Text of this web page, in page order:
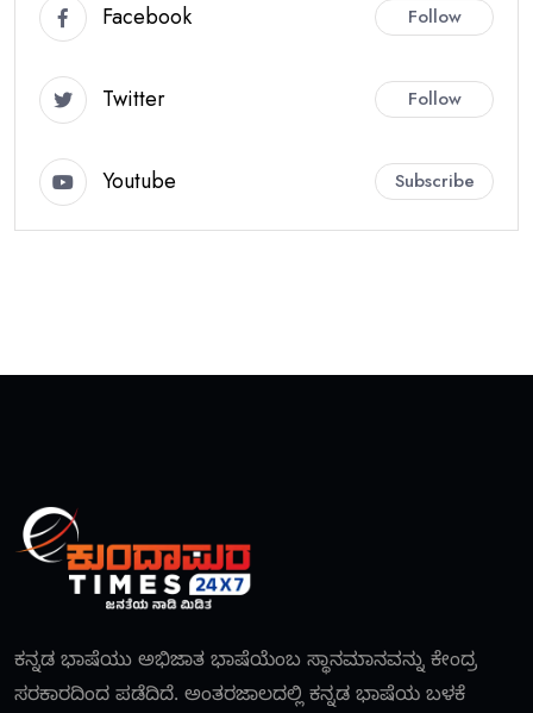
Facebook Follow
Twitter Follow
Youtube Subscribe
ಕನ್ನಡ ಭಾಷೆಯು ಅಭಿಜಾತ ಭಾಷೆಯೆಂಬ ಸ್ಥಾನಮಾನವನ್ನು ಕೇಂದ್ರ
ಸರಕಾರದಿಂದ ಪಡೆದಿದೆ. ಅಂತರಜಾಲದಲ್ಲಿ ಕನ್ನಡ ಭಾಷೆಯ ಬಳಕೆ